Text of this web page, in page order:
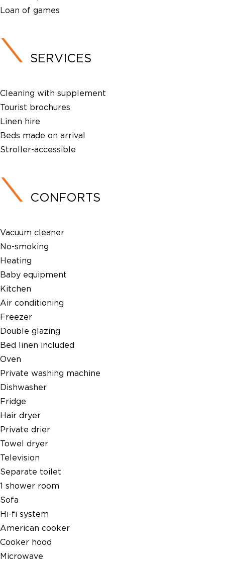
Loan of games
SERVICES
Cleaning with supplement
Tourist brochures
Linen hire
Beds made on arrival
Stroller-accessible
CONFORTS
Vacuum cleaner
No-smoking
Heating
Baby equipment
Kitchen
Air conditioning
Freezer
Double glazing
Bed linen included
Oven
Private washing machine
Dishwasher
Fridge
Hair dryer
Private drier
Towel dryer
Television
Separate toilet
1 shower room
Sofa
Hi-fi system
American cooker
Cooker hood
Microwave